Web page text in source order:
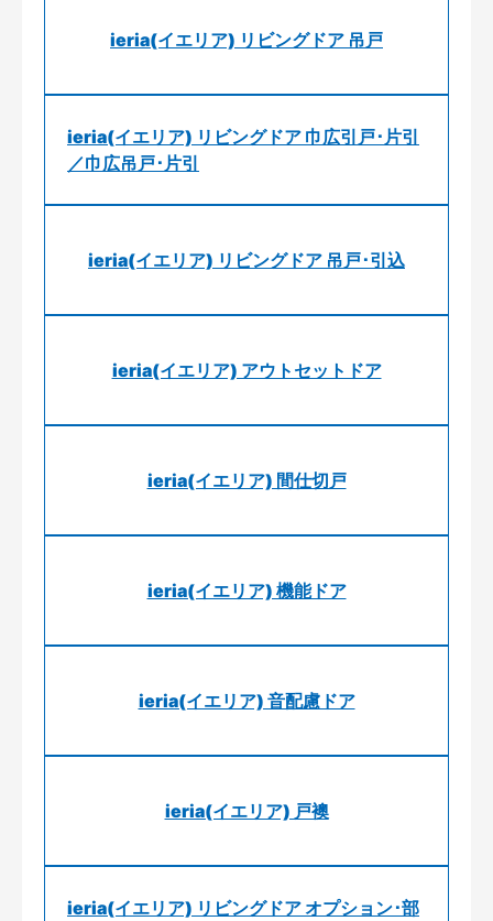
ieria(イエリア) リビングドア 吊戸
ieria(イエリア) リビングドア 巾広引戸･片引
／巾広吊戸･片引
ieria(イエリア) リビングドア 吊戸･引込
ieria(イエリア) アウトセットドア
ieria(イエリア) 間仕切戸
ieria(イエリア) 機能ドア
ieria(イエリア) 音配慮ドア
ieria(イエリア) 戸襖
ieria(イエリア) リビングドア オプション･部